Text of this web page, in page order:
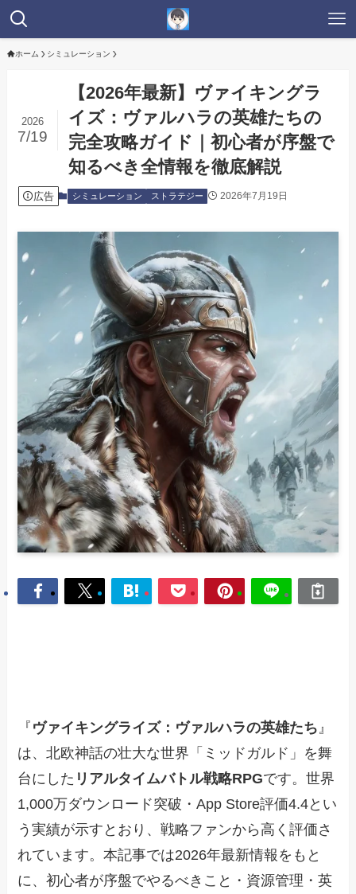
ホーム シミュレーション
【2026年最新】ヴァイキングラ
イズ：ヴァルハラの英雄たちの
完全攻略ガイド｜初心者が序盤で
知るべき全情報を徹底解説
2026
7/19
広告 シミュレーション ストラテジー 2026年7月19日
『 ヴァイキングライズ：ヴァルハラの英雄たち』
は、北欧神話の壮大な世界「ミッドガルド」を舞
台にした リアルタイムバトル戦略RPGです。世界
1,000万ダウンロード突破・App Store評価4.4とい
う実績が示すとおり、戦略ファンから高く評価さ
れています。本記事では2026年最新情報をもと
に、初心者が序盤でやるべきこと・資源管理・英